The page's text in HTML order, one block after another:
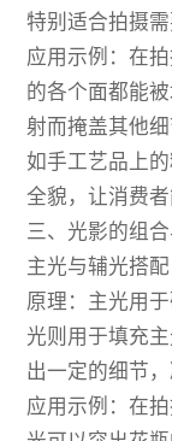
特别适合拍摄
应用示例：在
的各个面都能
射而掩盖其他
如手工艺品上
全貌，让消费
三、光影的组
主光与辅光搭配
原理：主光用
光则用于填充
出一定的细节
应用示例：在